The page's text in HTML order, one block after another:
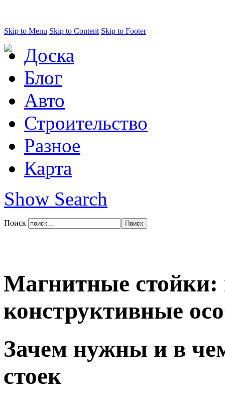
Skip to Menu Skip to Content Skip to Footer
Доска
Блог
Авто
Строительство
Разное
Карта
Show Search
Поиск
Магнитные стойки:
конструктивные
Зачем нужны и в
стоек